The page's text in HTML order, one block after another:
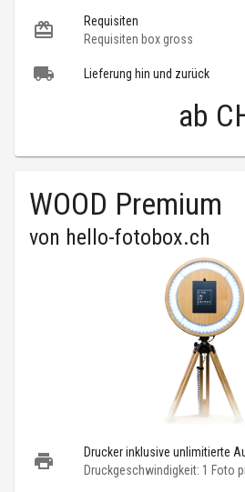
Requisiten
Requisiten box gross
Lieferung hin und zurück
ab
WOOD Premium
von hello-fotobox.ch
Drucker inklusive unlimitierte
Druckgeschwindigkeit: 1 Foto